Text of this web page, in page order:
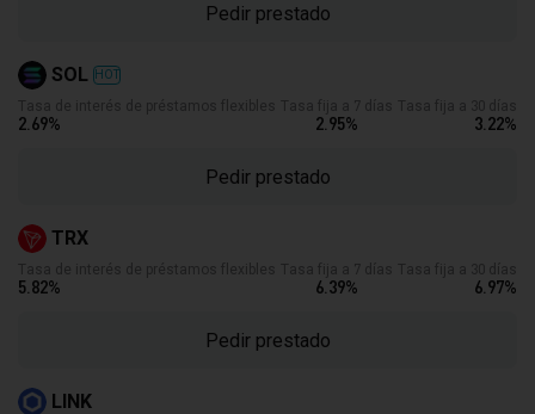
Pedir prestado
SOL HOT
2.69% 2.95% 3.22%
Pedir prestado
TRX
5.82% 6.39% 6.97%
Pedir prestado
LINK